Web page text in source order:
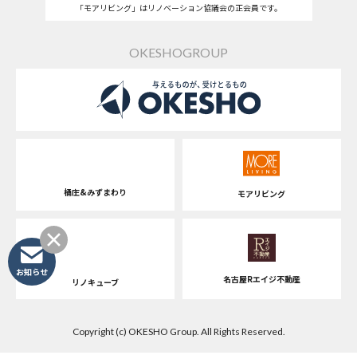
「モアリビング」はリノベーション協議会の正会員です。
OKESHOGROUP
桶庄&みずまわり モアリビング
リノキューブ 名古屋Rエイジ不動産
Copyright (c) OKESHO Group. All Rights Reserved.
お知らせ